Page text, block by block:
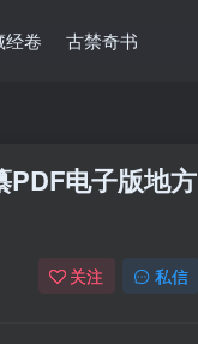
经卷 古禁奇书
PDF电子版地方
关注 私信